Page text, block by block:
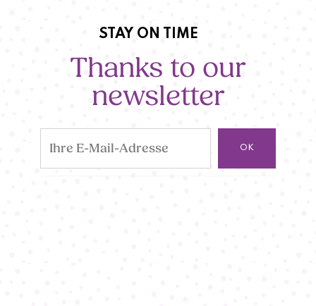
STAY ON TIME
Thanks to our
newsletter